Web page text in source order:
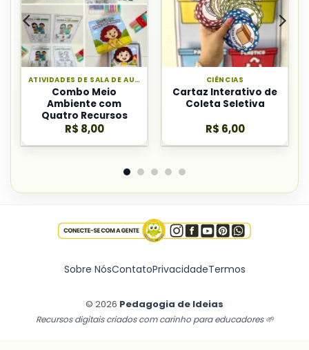
ATIVIDADES DE SALA DE AULA
Combo Meio
Ambiente com
Quatro Recursos
R$ 8,00
CIÊNCIAS
Cartaz Interativo de
Coleta Seletiva
R$ 6,00
Sobre NósContatoPrivacidadeTermos
© 2026 Pedagogia de Ideias
Recursos digitais criados com carinho para educadores 🌱